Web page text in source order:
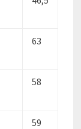
63
58
59